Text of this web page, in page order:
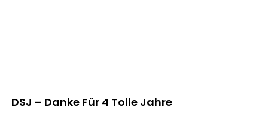
DSJ – Danke Für 4 Tolle Jahre